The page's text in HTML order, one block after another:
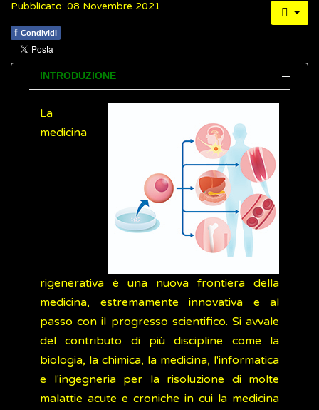
Pubblicato: 08 Novembre 2021
f Condividi
INTRODUZIONE
La
medicina
rigenerativa è una nuova frontiera della
medicina, estremamente innovativa e al
passo con il progresso scientifico. Si avvale
del contributo di più discipline come la
biologia, la chimica, la medicina, l'informatica
e l'ingegneria per la risoluzione di molte
malattie acute e croniche in cui la medicina